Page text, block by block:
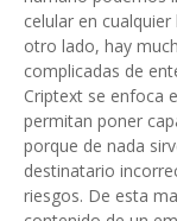
celular en
otro lado, hay
complicadas de
Criptext se enfoca
permitan poner
porque de nada
destinatario
riesgos. De esta